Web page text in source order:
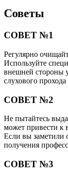
Советы
СОВЕТ №1
Регулярно
Используйте
внешней стороны
слухового
СОВЕТ №2
Не пытайтесь
может привести к
Если вы заметили
получения
СОВЕТ №3